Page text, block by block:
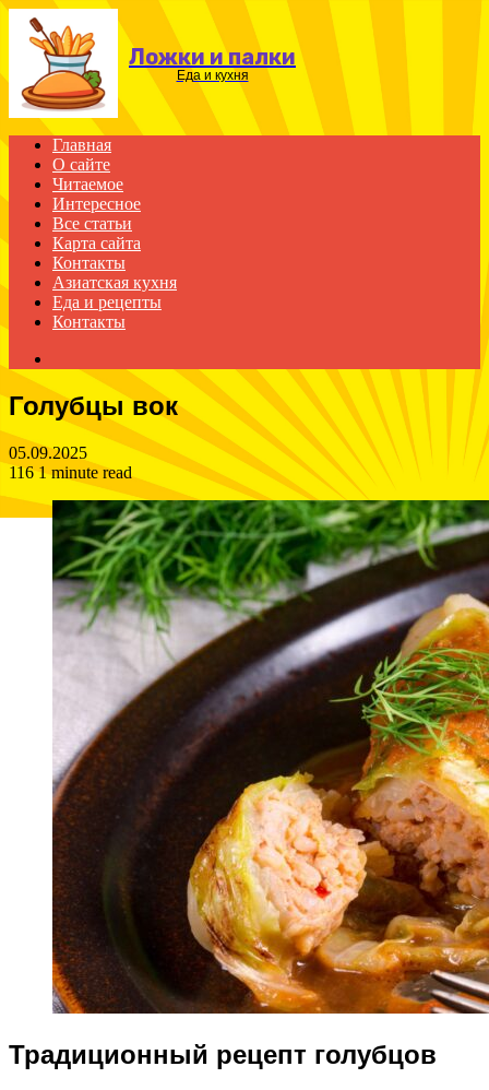
Menu
Ложки и палки
Еда и кухня
Главная
О сайте
Читаемое
Интересное
Все статьи
Карта сайта
Контакты
Азиатская кухня
Еда и рецепты
Контакты
Голубцы вок
05.09.2025
1161 minute read
Традиционный рецепт голубцов